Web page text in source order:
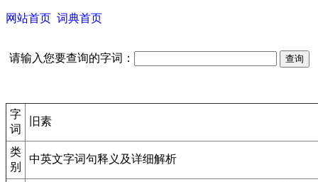
网站首页 词典首页
请输入您要查询的字词：
字
词
旧素
类
别
中英文字词句释义及详细解析